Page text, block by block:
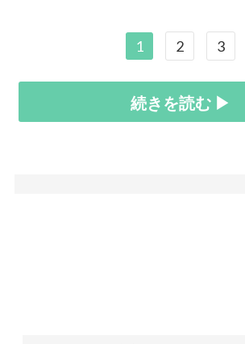
1 2 3
続きを読む ▶